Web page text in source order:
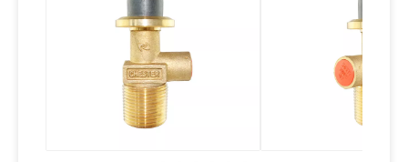
Vanne de cylindre à gaz LPG en laiton SIAN D35 Factory Direct LPG Gas Cylindre Valbo de haute qualité